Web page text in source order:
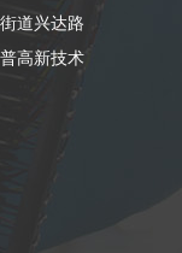
道兴达路
高新技术